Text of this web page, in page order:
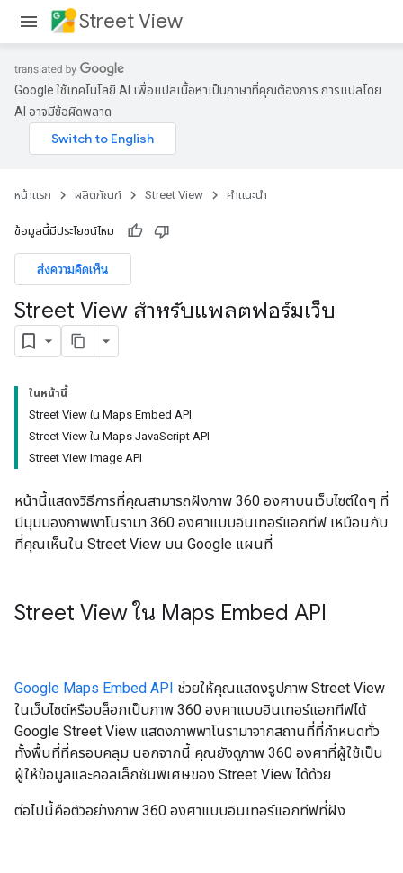
Street View
Google ใช้เทคโนโลยี AI เพื่อแปลเนื้อหาเป็นภาษาที่คุณต้องการ การแปลโดย
AI อาจมีข้อผิดพลาด
หน้าแรก ผลิตภัณฑ์ Street View คำแนะนำ
ข้อมูลนี้มีประโยชน์ไหม
ส่งความคิดเห็น
Street View สำหรับแพลตฟอร์มเว็บ
ในหน้านี้
Street View ใน Maps Embed API
Street View ใน Maps JavaScript API
Street View Image API
หน้านี้แสดงวิธีการที่คุณสามารถฝังภาพ 360 องศาบนเว็บไซต์ใดๆ ที่
มีมุมมองภาพพาโนรามา 360 องศาแบบอินเทอร์แอกทีฟ เหมือนกับ
ที่คุณเห็นใน Street View บน Google แผนที่
Street View ใน Maps Embed API
Google Maps Embed API ช่วยให้คุณแสดงรูปภาพ Street View
ในเว็บไซต์หรือบล็อกเป็นภาพ 360 องศาแบบอินเทอร์แอกทีฟได้
Google Street View แสดงภาพพาโนรามาจากสถานที่ที่กำหนดทั่ว
ทั้งพื้นที่ที่ครอบคลุม นอกจากนี้ คุณยังดูภาพ 360 องศาที่ผู้ใช้เป็น
ผู้ให้ข้อมูลและคอลเล็กชันพิเศษของ Street View ได้ด้วย
ต่อไปนี้คือตัวอย่างภาพ 360 องศาแบบอินเทอร์แอกทีฟที่ฝัง